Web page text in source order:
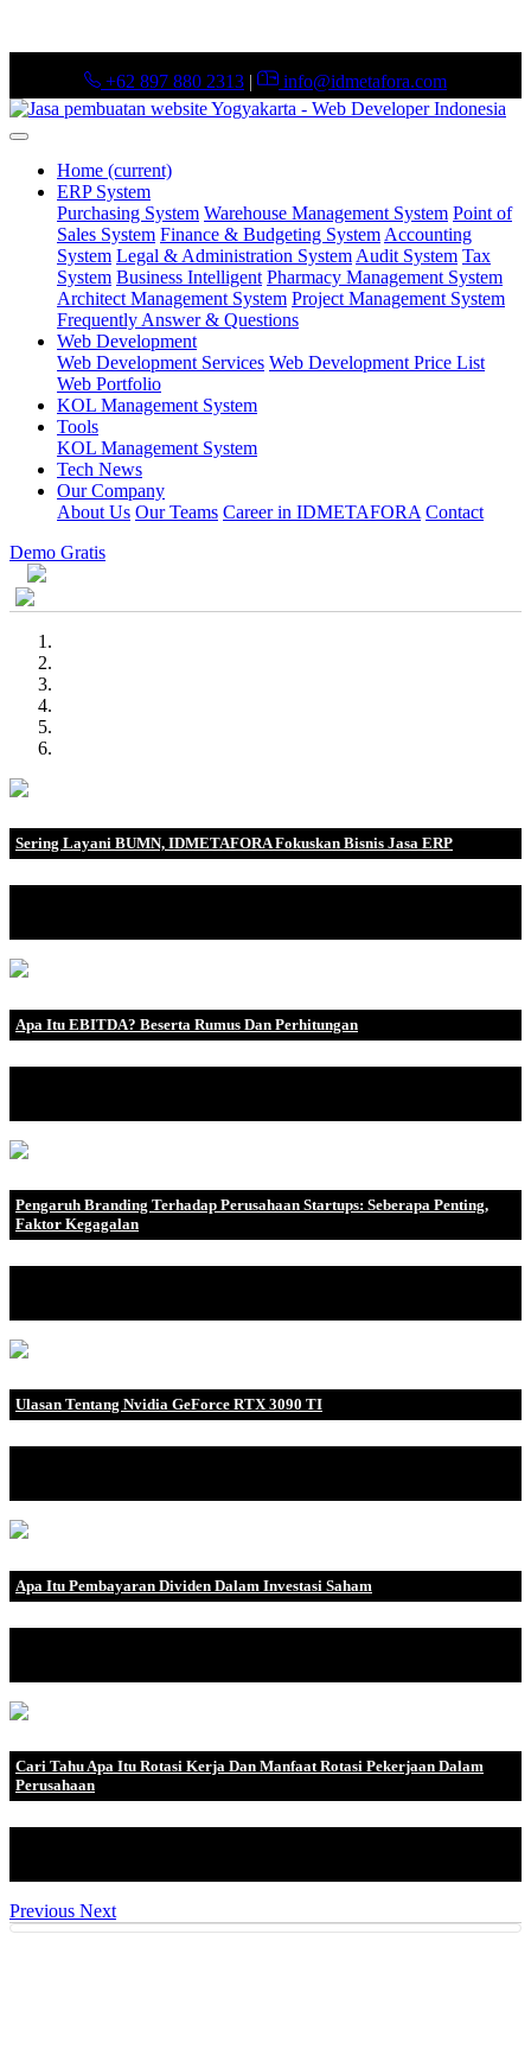
+62 897 880 2313 | info@idmetafora.com
Home (current)
ERP System
Purchasing System Warehouse Management System Point of
Sales System Finance & Budgeting System Accounting
System Legal & Administration System Audit System Tax
System Business Intelligent Pharmacy Management System
Architect Management System Project Management System
Frequently Answer & Questions
Web Development
Web Development Services Web Development Price List
Web Portfolio
KOL Management System
Tools
KOL Management System
Tech News
Our Company
About Us Our Teams Career in IDMETAFORA Contact
Demo Gratis
Sering Layani BUMN, IDMETAFORA Fokuskan Bisnis Jasa ERP
Apa Itu EBITDA? Beserta Rumus Dan Perhitungan
Pengaruh Branding Terhadap Perusahaan Startups: Seberapa Penting,
Faktor Kegagalan
Ulasan Tentang Nvidia GeForce RTX 3090 TI
Apa Itu Pembayaran Dividen Dalam Investasi Saham
Cari Tahu Apa Itu Rotasi Kerja Dan Manfaat Rotasi Pekerjaan Dalam
Perusahaan
Previous Next